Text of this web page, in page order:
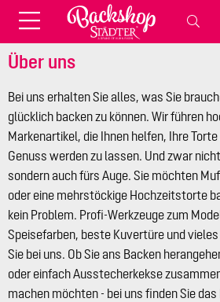
Weihnachten
Backformen aus Papier &
Alu
Fondant & Zubehör
Essbare Streudekore
Pralinenkapseln
Vorspeisen & Desserts
Backzutaten
Nudel- &
Spätzleherstellung
Über uns
Bei uns erhalten Sie alles, was Sie
glücklich backen zu können. Wir führen
Markenartikel, die Ihnen helfen, Ihre
Genuss werden zu lassen. Und zwar
sondern auch fürs Auge. Sie möchten
oder eine mehrstöckige Hochzeitstorte
kein Problem. Profi-Werkzeuge zum
Speisefarben, beste Kuvertüre und
Sie bei uns. Ob Sie ans Backen
oder einfach Ausstecherkekse
machen möchten - bei uns finden Sie